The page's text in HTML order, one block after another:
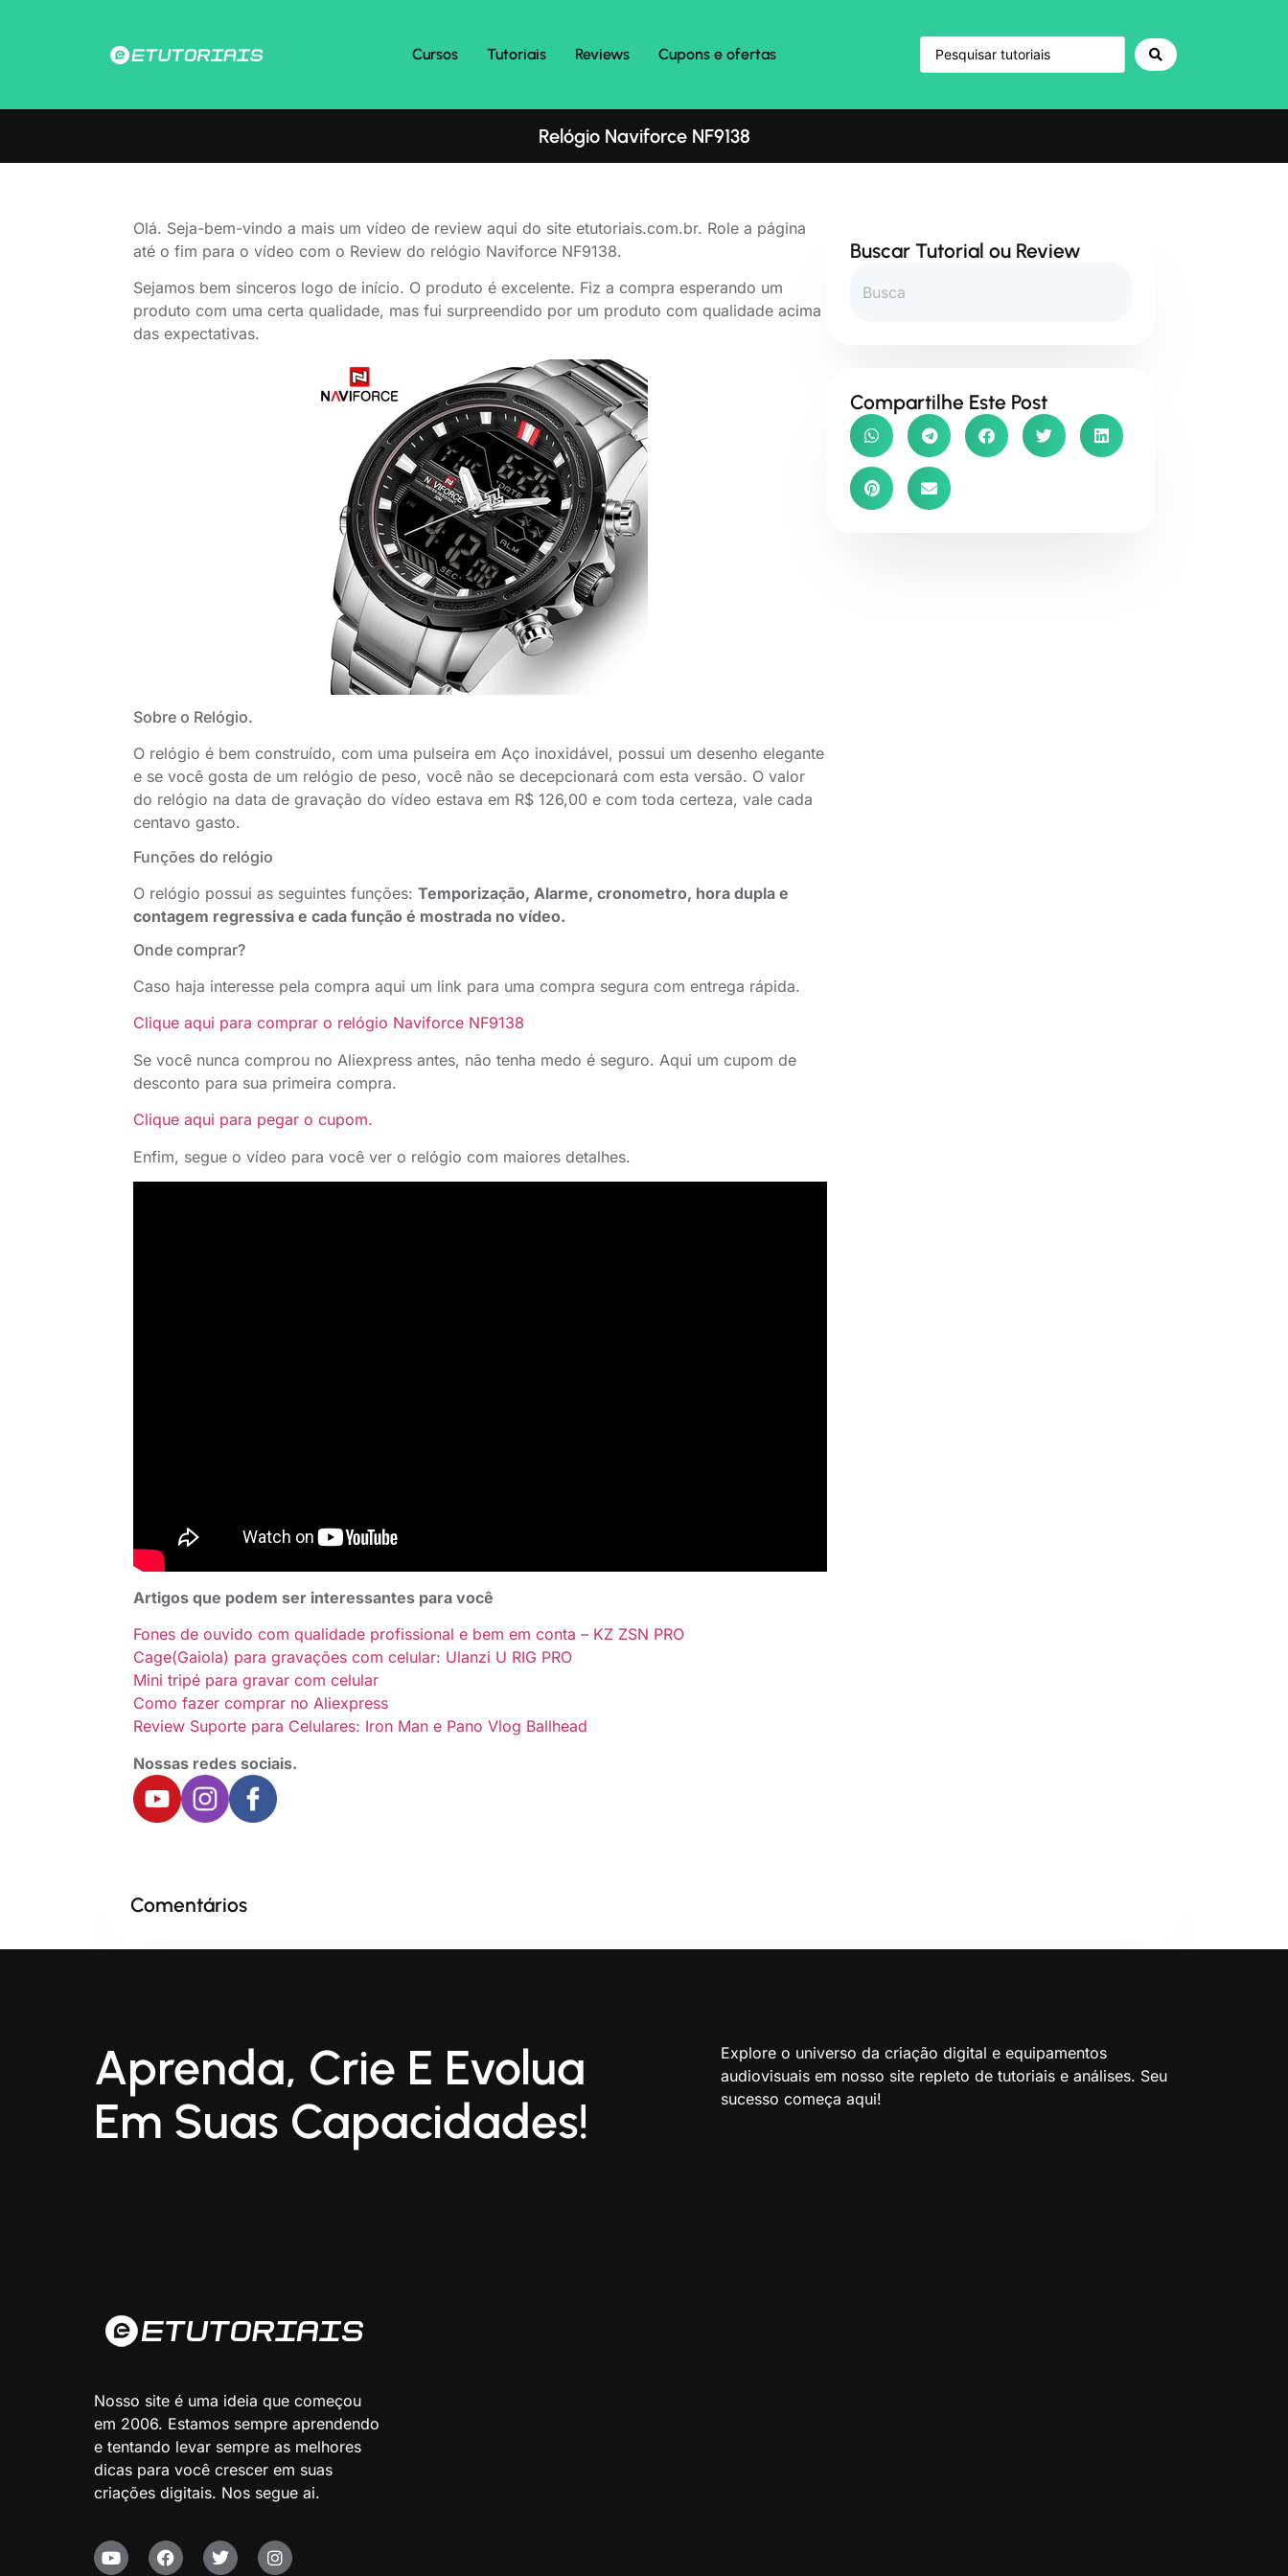
Cursos Tutoriais Reviews Cupons e ofertas
Relógio Naviforce NF9138
Olá. Seja-bem-vindo a mais um vídeo de review aqui do site etutoriais.com.br. Role a página
até o fim para o vídeo com o Review do relógio Naviforce NF9138.
Sejamos bem sinceros logo de início. O produto é excelente. Fiz a compra esperando um
produto com uma certa qualidade, mas fui surpreendido por um produto com qualidade acima
das expectativas.
Sobre o Relógio.
O relógio é bem construído, com uma pulseira em Aço inoxidável, possui um desenho elegante
e se você gosta de um relógio de peso, você não se decepcionará com esta versão. O valor
do relógio na data de gravação do vídeo estava em R$ 126,00 e com toda certeza, vale cada
centavo gasto.
Funções do relógio
O relógio possui as seguintes funções: Temporização, Alarme, cronometro, hora dupla e
contagem regressiva e cada função é mostrada no vídeo.
Onde comprar?
Caso haja interesse pela compra aqui um link para uma compra segura com entrega rápida.
Clique aqui para comprar o relógio Naviforce NF9138
Se você nunca comprou no Aliexpress antes, não tenha medo é seguro. Aqui um cupom de
desconto para sua primeira compra.
Clique aqui para pegar o cupom.
Enfim, segue o vídeo para você ver o relógio com maiores detalhes.
Artigos que podem ser interessantes para você
Fones de ouvido com qualidade profissional e bem em conta – KZ ZSN PRO
Cage(Gaiola) para gravações com celular: Ulanzi U RIG PRO
Mini tripé para gravar com celular
Como fazer comprar no Aliexpress
Review Suporte para Celulares: Iron Man e Pano Vlog Ballhead
Nossas redes sociais.
Buscar Tutorial ou Review
Compartilhe Este Post
Comentários
Aprenda, Crie E Evolua
Em Suas Capacidades!
Explore o universo da criação digital e equipamentos
audiovisuais em nosso site repleto de tutoriais e análises. Seu
sucesso começa aqui!
Nosso site é uma ideia que começou
em 2006. Estamos sempre aprendendo
e tentando levar sempre as melhores
dicas para você crescer em suas
criações digitais. Nos segue ai.